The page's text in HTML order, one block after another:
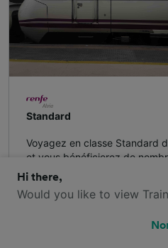
Standard
Voyagez en classe Standard
et vous bénéficierez de
équipements, notamment la
climatisation, des prises
et des repose-pieds.
Hi there,
Would you like to view